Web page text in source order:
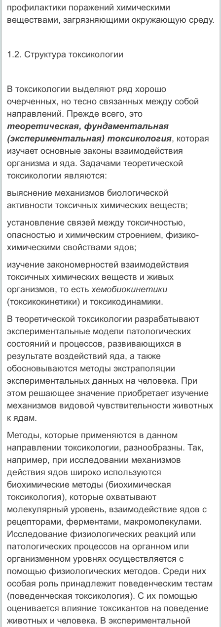
профилактики поражений химическими
веществами, загрязняющими окружающую среду.
1.2. Структура токсикологии
В токсикологии выделяют ряд хорошо
очерченных, но тесно связанных между собой
направлений. Прежде всего, это
теоретическая, фундаментальная
(экспериментальная) токсикология, которая
изучает основные законы взаимодействия
организма и яда. Задачами теоретической
токсикологии являются:
выяснение механизмов биологической
активности токсичных химических веществ;
установление связей между токсичностью,
опасностью и химическим строением, физико-
химическими свойствами ядов;
изучение закономерностей взаимодействия
токсичных химических веществ и живых
организмов, то есть хемобиокинетики
(токсикокинетики) и токсикодинамики.
В теоретической токсикологии разрабатывают
экспериментальные модели патологических
состояний и процессов, развивающихся в
результате воздействий яда, а также
обосновываются методы экстраполяции
экспериментальных данных на человека. При
этом решающее значение приобретает изучение
механизмов видовой чувствительности животных
к ядам.
Методы, которые применяются в данном
направлении токсикологии, разнообразны. Так,
например, при исследовании механизмов
действия ядов широко используются
биохимические методы (биохимическая
токсикология), которые охватывают
молекулярный уровень, взаимодействие ядов с
рецепторами, ферментами, макромолекулами.
Исследование физиологических реакций или
патологических процессов на органном или
организменном уровнях осуществляется с
помощью физиологических методов. Среди них
особая роль принадлежит поведенческим тестам
(поведенческая токсикология). С их помощью
оценивается влияние токсикантов на поведение
животных и человека. В экспериментальной